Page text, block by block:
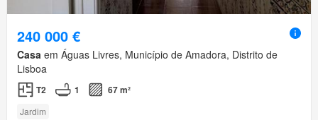
240 000 €
Casa em Águas Livres, Município de Amadora, Distrito de
Lisboa
T2 1 67 m²
Jardim